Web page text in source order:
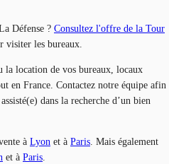
Défense ? Consultez l'offre de la Tour
visiter les bureaux.
la location de vos bureaux, locaux
en France. Contactez notre équipe afin
dans la recherche d’un bien
à Lyon et à Paris. Mais également
et à Paris.